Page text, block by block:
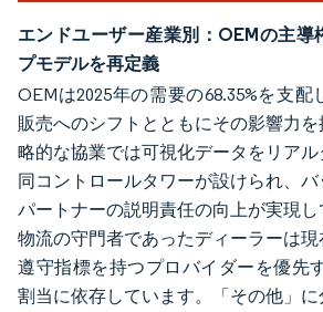
エンドユーザー産業別：OEMの主導
プモデルを再定義
OEMは2025年の需要の68.35%を支
販売へのシフトとともにその影響力
略的な協業では可視化データをリア
同コントロールタワーが設けられ、
パートナーの説明責任の向上が実現
物流の守門者であったディーラーは
遵守指標を持つプロバイダーを優先
割当に依存しています。「その他」に